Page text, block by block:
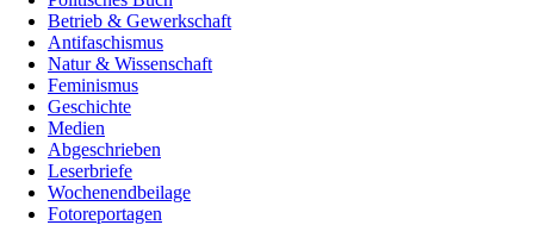
Betrieb & Gewerkschaft
Antifaschismus
Natur & Wissenschaft
Feminismus
Geschichte
Medien
Abgeschrieben
Leserbriefe
Wochenendbeilage
Fotoreportagen